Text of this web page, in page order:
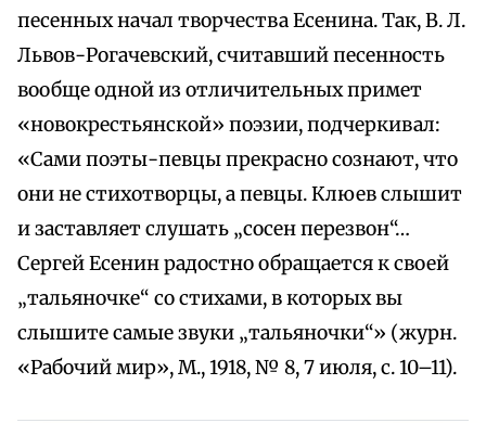
песенных начал творчества Есенина. Так, В. Л.
Львов-Рогачевский, считавший песенность
вообще одной из отличительных примет
«новокрестьянской» поэзии, подчеркивал:
«Сами поэты-певцы прекрасно сознают, что
они не стихотворцы, а певцы. Клюев слышит
и заставляет слушать „сосен перезвон“…
Сергей Есенин радостно обращается к своей
„тальяночке“ со стихами, в которых вы
слышите самые звуки „тальяночки“» (журн.
«Рабочий мир», М., 1918, № 8, 7 июля, с. 10–11).